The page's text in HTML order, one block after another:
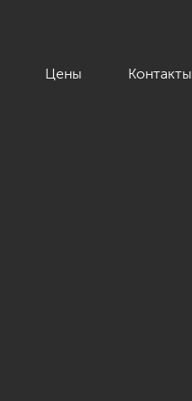
Цены Контакты